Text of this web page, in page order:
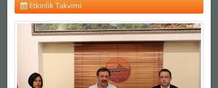
Etkinlik Takvimi